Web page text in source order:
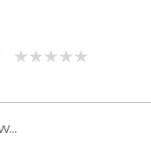
van
van
de 5
5
sterren